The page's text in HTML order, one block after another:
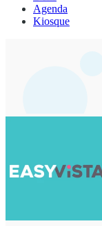
Agenda
Kiosque